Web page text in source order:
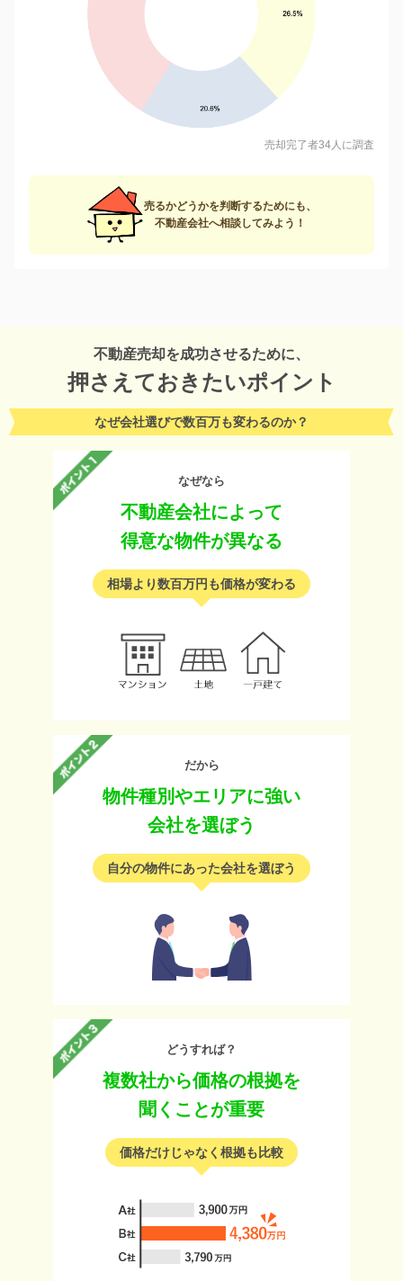
売却完了者34人に調査
売るかどうかを判断するためにも、
不動産会社へ相談してみよう！
不動産売却を成功させるために、
押さえておきたいポイント
なぜ会社選びで数百万も変わるのか？
なぜなら
不動産会社によって
得意な物件が異なる
相場より数百万円も価格が変わる
だから
物件種別やエリアに強い
会社を選ぼう
自分の物件にあった会社を選ぼう
どうすれば？
複数社から価格の根拠を
聞くことが重要
価格だけじゃなく根拠も比較